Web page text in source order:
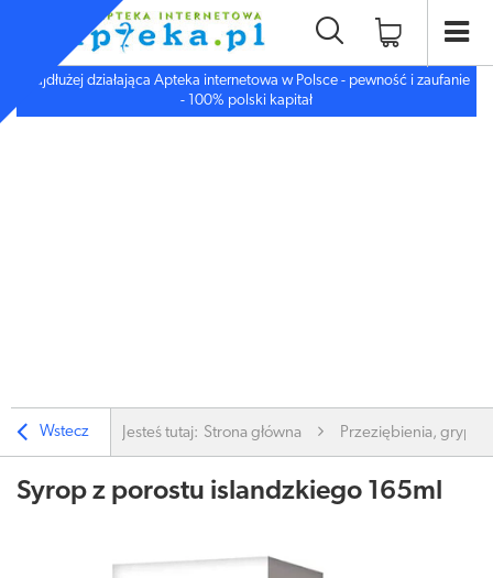
Najdłużej działająca Apteka internetowa w Polsce - pewność i zaufanie
- 100% polski kapitał
Wstecz Jesteś tutaj: Strona główna Przeziębienia, grypa
Syrop z porostu islandzkiego 165ml